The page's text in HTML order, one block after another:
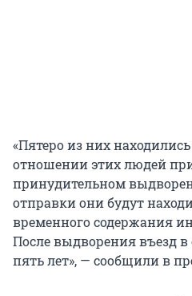
«Пятеро из них
отношении этих людей
принудительном
отправки они будут
временного содержания
После выдворения въезд
пять лет», — сообщили в